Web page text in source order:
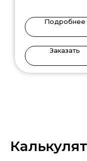
Подробнее
Заказать